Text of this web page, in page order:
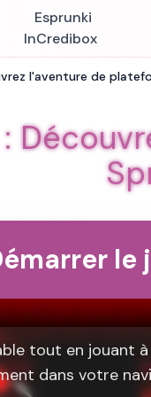
Esprunki
InCredibox
l'aventure de
le
tout en jouant
dans votre